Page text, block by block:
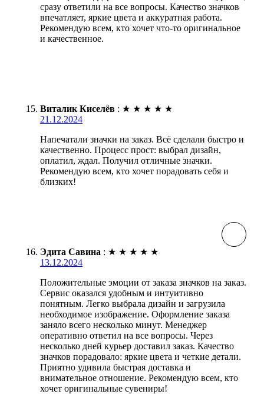
сразу ответили на все вопросы. Качество значков
впечатляет, яркие цвета и аккуратная работа.
Рекомендую всем, кто хочет что-то оригинальное
и качественное.
Виталик Киселёв : ★ ★ ★ ★ ★
21.12.2024
Напечатали значки на заказ. Всё сделали быстро и
качественно. Процесс прост: выбрал дизайн,
оплатил, ждал. Получил отличные значки.
Рекомендую всем, кто хочет порадовать себя и
близких!
Эдита Савина : ★ ★ ★ ★ ★
13.12.2024
Положительные эмоции от заказа значков на заказ.
Сервис оказался удобным и интуитивно
понятным. Легко выбрала дизайн и загрузила
необходимое изображение. Оформление заказа
заняло всего несколько минут. Менеджер
оперативно ответил на все вопросы. Через
несколько дней курьер доставил заказ. Качество
значков порадовало: яркие цвета и четкие детали.
Приятно удивила быстрая доставка и
внимательное отношение. Рекомендую всем, кто
хочет оригинальные сувениры!